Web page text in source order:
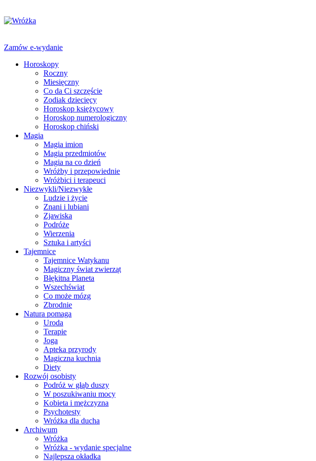
Zamów e-wydanie
Horoskopy
Roczny
Miesięczny
Co da Ci szczęście
Zodiak dziecięcy
Horoskop księżycowy
Horoskop numerologiczny
Horoskop chiński
Magia
Magia imion
Magia przedmiotów
Magia na co dzień
Wróżby i przepowiednie
Wróżbici i terapeuci
Niezwykli/Niezwykłe
Ludzie i życie
Znani i lubiani
Zjawiska
Podróże
Wierzenia
Sztuka i artyści
Tajemnice
Tajemnice Watykanu
Magiczny świat zwierząt
Błękitna Planeta
Wszechświat
Co może mózg
Zbrodnie
Natura pomaga
Uroda
Terapie
Joga
Apteka przyrody
Magiczna kuchnia
Diety
Rozwój osobisty
Podróż w głąb duszy
W poszukiwaniu mocy
Kobieta i mężczyzna
Psychotesty
Wróżka dla ducha
Archiwum
Wróżka
Wróżka - wydanie specjalne
Najlepsza okładka